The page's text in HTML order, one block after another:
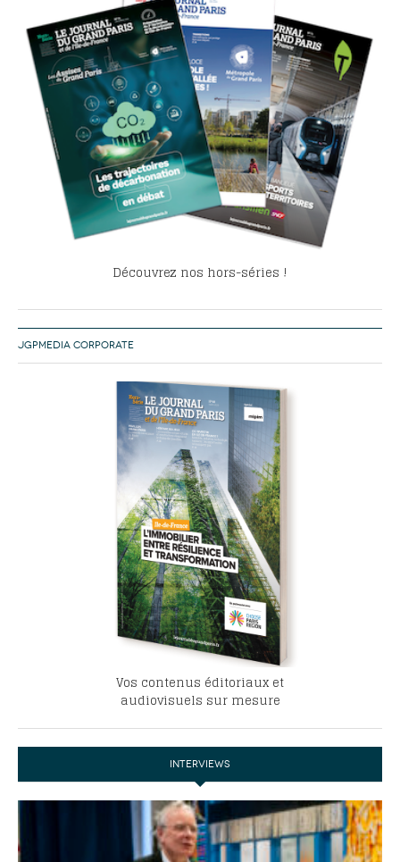
Découvrez nos hors-séries !
JGPMEDIA CORPORATE
Vos contenus éditoriaux et
audiovisuels sur mesure
INTERVIEWS